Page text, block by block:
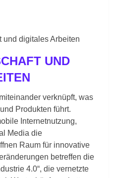
und digitales Arbeiten
UND
verknüpft, was
Produkten führt.
Internetnutzung,
Media die
Raum für innovative
betreffen die
4.0“, die vernetzte